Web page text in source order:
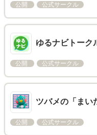
公開 公式サークル
ゆるナビトーク
公開 公式サークル
ツバメの「まい
公開 公式サークル